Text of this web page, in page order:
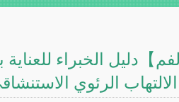
】دليل الخبراء
الرئوي